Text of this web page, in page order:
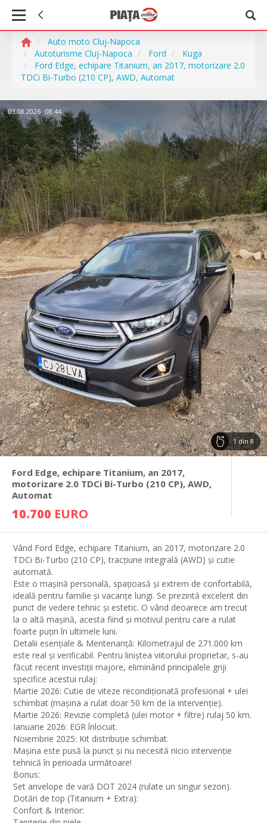
Auto moto Cluj-Napoca
Autoturisme Cluj-Napoca
Ford
Kuga
Ford Edge, echipare Titanium, an 2017, motorizare 2.0
TDCi Bi-Turbo (210 CP), AWD, Automat
03.08.2026 08:44
1din 8
Ford Edge, echipare Titanium, an 2017,
motorizare 2.0 TDCi Bi-Turbo (210 CP), AWD,
Automat
10.700 EURO
Vând Ford Edge, echipare Titanium, an 2017, motorizare 2.0
TDCi Bi-Turbo (210 CP), tracțiune integrală (AWD) și cutie
automată.
Este o mașină personală, spațioasă și extrem de confortabilă,
ideală pentru familie și vacanțe lungi. Se prezintă excelent din
punct de vedere tehnic și estetic. O vând deoarece am trecut
la o altă mașină, acesta fiind și motivul pentru care a rulat
foarte puțin în ultimele luni.
Detalii esențiale & Mentenanță: Kilometrajul de 271.000 km
este real și verificabil. Pentru liniștea viitorului proprietar, s-au
făcut recent investiții majore, eliminând principalele griji
specifice acestui rulaj:
Martie 2026: Cutie de viteze recondiționată profesional + ulei
schimbat (mașina a rulat doar 50 km de la intervenție).
Martie 2026: Revizie completă (ulei motor + filtre) rulaj 50 km.
Ianuarie 2026: EGR înlocuit.
Noiembrie 2025: Kit distribuție schimbat.
Mașina este pusă la punct și nu necesită nicio intervenție
tehnică în perioada următoare!
Bonus:
Set anvelope de vară DOT 2024 (rulate un singur sezon).
Dotări de top (Titanium + Extra):
Confort & Interior: